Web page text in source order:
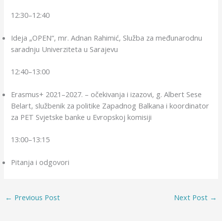
12:30–12:40
Ideja „OPEN“, mr. Adnan Rahimić, Služba za međunarodnu
saradnju Univerziteta u Sarajevu
12:40–13:00
Erasmus+ 2021–2027. – očekivanja i izazovi, g. Albert Sese
Belart, službenik za politike Zapadnog Balkana i koordinator
za PET Svjetske banke u Evropskoj komisiji
13:00–13:15
Pitanja i odgovori
← Previous Post Next Post →